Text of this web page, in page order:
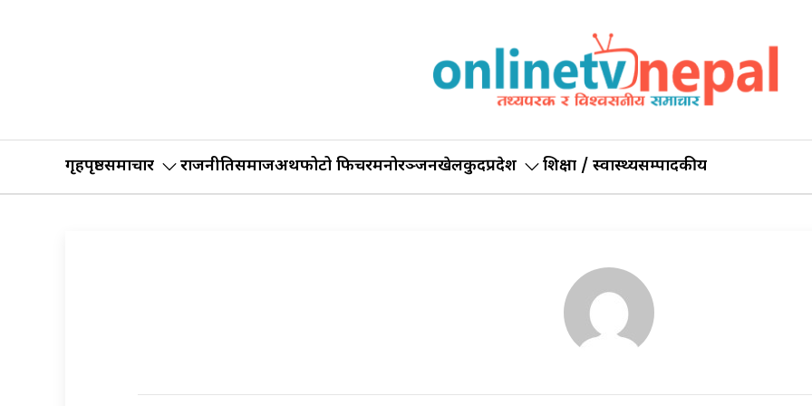
गृहपृष्ठसमाचार राजनीतिसमाजअर्थफोटो फिचरमनोरञ्जनखेलकुदप्रदेश शिक्षा / स्वास्थ्यसम्पादकीय